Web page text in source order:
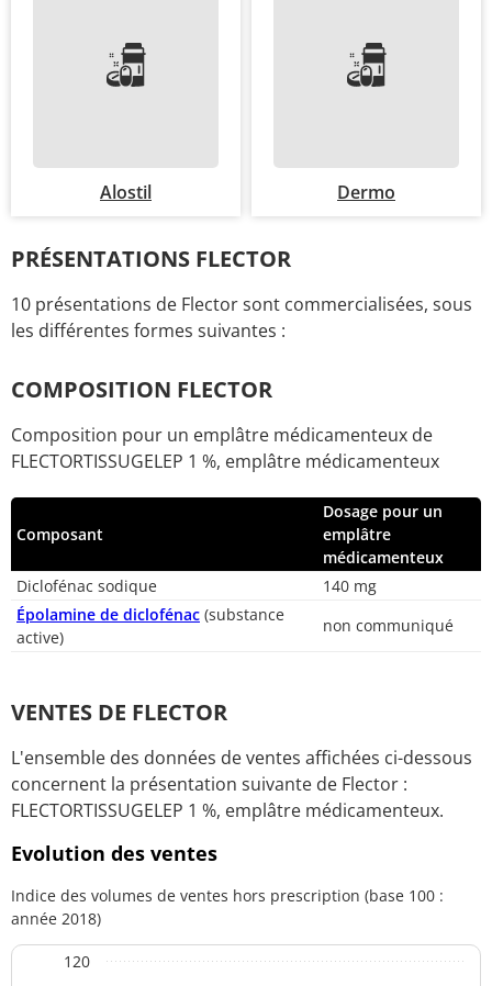
Alostil Dermo
PRÉSENTATIONS FLECTOR
10 présentations de Flector sont commercialisées, sous
les différentes formes suivantes :
COMPOSITION FLECTOR
Composition pour un emplâtre médicamenteux de
FLECTORTISSUGELEP 1 %, emplâtre médicamenteux
Composant
Dosage pour un
emplâtre
médicamenteux
Diclofénac sodique
140 mg
Épolamine de diclofénac (substance
active)
non communiqué
VENTES DE FLECTOR
L'ensemble des données de ventes affichées ci-dessous
concernent la présentation suivante de Flector :
FLECTORTISSUGELEP 1 %, emplâtre médicamenteux.
Evolution des ventes
Indice des volumes de ventes hors prescription (base 100 :
année 2018)
120